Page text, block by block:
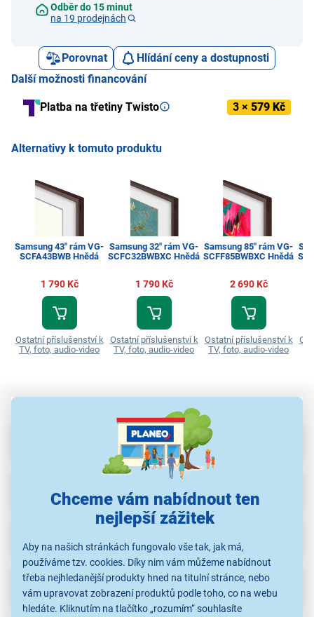
Chceme vám nabídnout ten
nejlepší zážitek
Aby na našich stránkách fungovalo vše tak, jak má,
používáme tzv. cookies. Díky nim vám můžeme nabídnout
třeba nejhledanější produkty hned na titulní stránce, nebo
vám upravovat zobrazení produktů podle toho, co na webu
hledáte. Kliknutím na tlačítko „rozumím“ souhlasíte
Odběr do 15 minut
na 19 prodejnách
Porovnat
Hlídání ceny a dostupnosti
Další možnosti financování
Platba na třetiny Twisto 3 × 579 Kč
Alternativy k tomuto produktu
Samsung 43" rám VG-
SCFA43BWB Hnědá
1 790 Kč
Ostatní příslušenství k
TV, foto, audio-video
Samsung 32" rám VG-
SCFC32BWBXC Hnědá
1 790 Kč
Ostatní příslušenství k
TV, foto, audio-video
Samsung 85" rám VG-
SCFF85BWBXC Hnědá
2 690 Kč
Ostatní příslušenství k
TV, foto, audio-video
Popis
Parametry